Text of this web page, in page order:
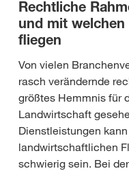
Rechtliche
und mit
fliegen
Von vielen
rasch verändernde
größtes Hemmnis für
Landwirtschaft
Dienstleistungen
landwirtschaftlichen
schwierig sein. Bei